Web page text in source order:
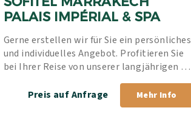
PALAIS IMPÉRIAL & SPA
Gerne erstellen wir für Sie ein persönliches
und individuelles Angebot. Profitieren Sie
bei Ihrer Reise von unserer langjährigen
Erfahrung und unserer Bestpreis-Garantie.
Preis auf Anfrage
Mehr Info